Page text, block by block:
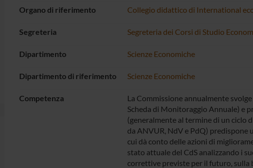
Organo di riferimento Collegio didattico di International
Segreteria Segreteria dei Corsi di Studio
Dipartimento Scienze Economiche
Dipartimento di riferimento Scienze Economiche
Competenza
La Commissione annualmente
Scheda di Monitoraggio Annuale) e
(generalmente al termine di un ciclo
da ANVUR, NdV e PdQ) predispone
cui dà conto delle azioni di
stato attuale del CdS analizzando i
correttive previste per il futuro, sulla